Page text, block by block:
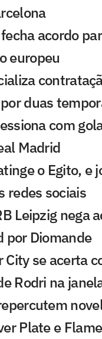
acordo
europeu
duas
com
Madrid
o Egito, e
redes sociais
Leipzig nega
por Diomande
City se acerta
Rodri na
Plate e